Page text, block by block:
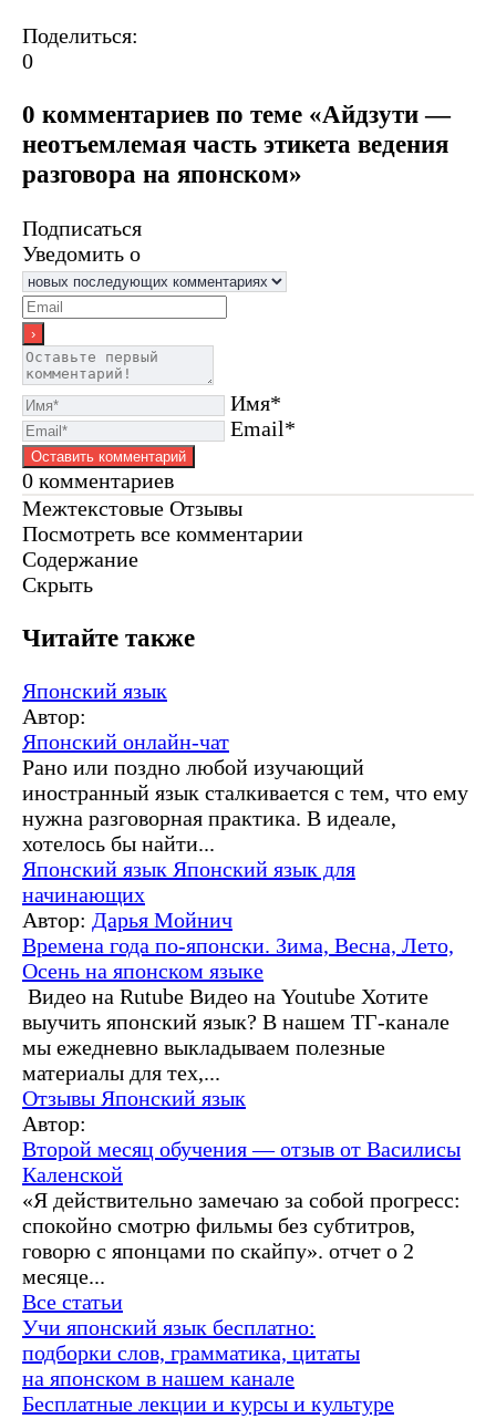
Поделиться:
0
0 комментариев по теме «Айдзути —
неотъемлемая часть этикета ведения
разговора на японском»
Подписаться
Уведомить о
Имя*
Email*
0 комментариев
Межтекстовые Отзывы
Посмотреть все комментарии
Содержание
Скрыть
Читайте также
Японский язык
Автор:
Японский онлайн-чат
Рано или поздно любой изучающий
иностранный язык сталкивается с тем, что ему
нужна разговорная практика. В идеале,
хотелось бы найти...
Японский язык Японский язык для
начинающих
Автор: Дарья Мойнич
Времена года по-японски. Зима, Весна, Лето,
Осень на японском языке
Видео на Rutube Видео на Youtube Хотите
выучить японский язык? В нашем ТГ-канале
мы ежедневно выкладываем полезные
материалы для тех,...
Отзывы Японский язык
Автор:
Второй месяц обучения — отзыв от Василисы
Каленской
«Я действительно замечаю за собой прогресс:
спокойно смотрю фильмы без субтитров,
говорю с японцами по скайпу». отчет о 2
месяце...
Все статьи
Учи японский язык бесплатно:
подборки слов, грамматика, цитаты
на японском в нашем канале
Бесплатные лекции и курсы и культуре